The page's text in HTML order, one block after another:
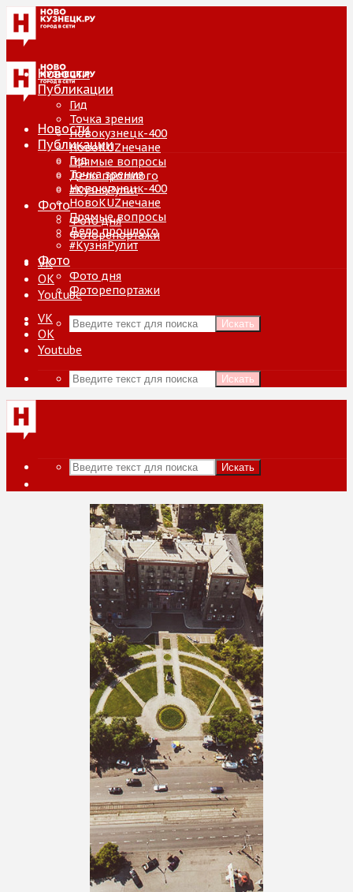
Новости
Публикации
Гид
Точка зрения
Новокузнецк-400
НовоKUZнечане
Прямые вопросы
Дело прошлого
#КузняРулит
Фото
Фото дня
Фоторепортажи
VK
ОК
Youtube
Искать
Новости
Публикации
Гид
Точка зрения
Новокузнецк-400
НовоKUZнечане
Прямые вопросы
Дело прошлого
#КузняРулит
Фото
Фото дня
Фоторепортажи
VK
ОК
Youtube
Искать
Искать